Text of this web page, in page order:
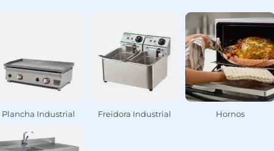
Plancha Industrial Freidora Industrial Hornos